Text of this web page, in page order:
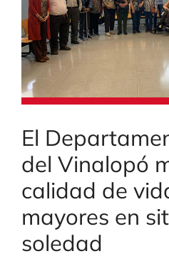
El
del Vinalopó
calidad de
mayores en
soledad